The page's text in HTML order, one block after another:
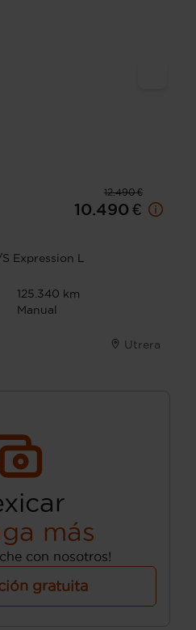
12.490 €
10.490 €
Expression L
125.340 km
Manual
Utrera
más
con nosotros!
gratuita